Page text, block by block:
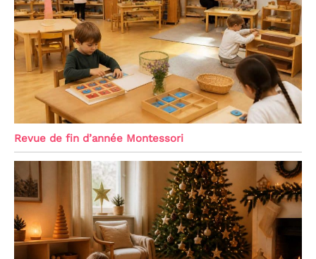
Revue de fin d’année Montessori